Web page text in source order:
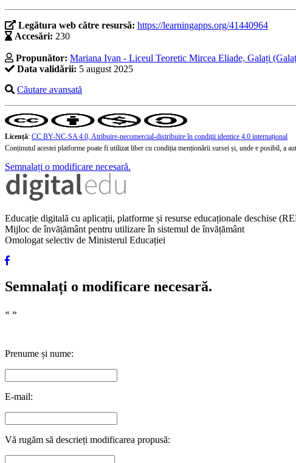
Legătura web către resursă: https://learningapps.org/41440964
Accesări: 230
Propunător: Mariana Ivan - Liceul Teoretic Mircea Eliade, Galați
Data validării: 5 august 2025
Căutare avansată
Licență: CC BY-NC-SA 4.0, Atribuire-necomercial-distribuire în condiţii identice 4.0 internațional
Conținutul acestei platforme poate fi utilizat liber cu condiția menționării sursei și, unde e posibil, a
Semnalați o modificare necesară.
Educație digitală cu aplicații, platforme și resurse educaționale deschise
Mijloc de învățământ pentru utilizare în sistemul de învățământ
Omologat selectiv de Ministerul Educației
Semnalați o modificare necesară.
« »
Prenume și nume:
E-mail:
Vă rugăm să descrieți modificarea propusă: